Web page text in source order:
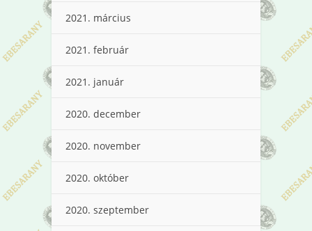
2021. március
2021. február
2021. január
2020. december
2020. november
2020. október
2020. szeptember